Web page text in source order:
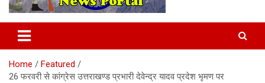
Latest News Today, Breaking
News, Uttarakhand News in
Hindi
Home
Featured
26 फरवरी से कांग्रेस उत्तराखण्ड प्रभारी देवेन्द्र यादव प्रदेश भृमण पर